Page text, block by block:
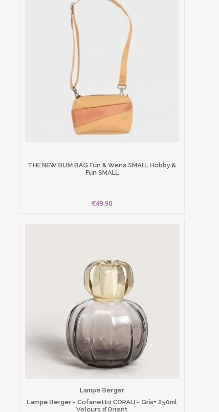
THE NEW BUM BAG Fun & Wena SMALL Hobby &
Fun SMALL
€49.90
Lampe Berger
Lampe Berger - Cofanetto CORALI - Gris+ 250ml
Velours d'Orient